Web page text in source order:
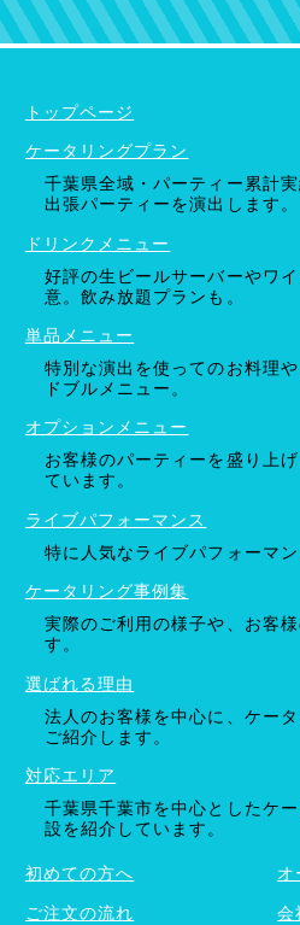
ケータリン
ドリンクメ
単品オプ
トップページ
ケータリングプラン
千葉県全域・パーティー累計
出張パーティーを演出します。
ドリンクメニュー
好評の生ビールサーバーやワ
意。飲み放題プランも。
単品メニュー
特別な演出を使ってのお料理
ドブルメニュー。
オプションメニュー
お客様のパーティーを盛り上
ています。
ライブパフォーマンス
特に人気なライブパフォーマ
ケータリング事例集
実際のご利用の様子や、お客
す。
選ばれる理由
法人のお客様を中心に、ケー
ご紹介します。
対応エリア
千葉県千葉市を中心としたケ
設を紹介しています。
初めての方へ
ご注文の流れ
会